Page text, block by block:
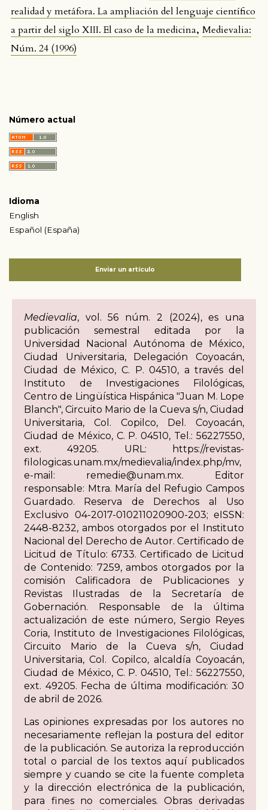
realidad y metáfora. La ampliación del lenguaje científico
a partir del siglo XIII. El caso de la medicina, Medievalia:
Núm. 24 (1996)
Número actual
Idioma
English
Español (España)
Enviar un artículo
Medievalia, vol. 56 núm. 2 (2024), es una
publicación semestral editada por la
Universidad Nacional Autónoma de México,
Ciudad Universitaria, Delegación Coyoacán,
Ciudad de México, C. P. 04510, a través del
Instituto de Investigaciones Filológicas,
Centro de Lingüística Hispánica "Juan M. Lope
Blanch", Circuito Mario de la Cueva s/n, Ciudad
Universitaria, Col. Copilco, Del. Coyoacán,
Ciudad de México, C. P. 04510, Tel.: 56227550,
ext. 49205. URL: https://revistas-
filologicas.unam.mx/medievalia/index.php/mv,
e-mail: remedie@unam.mx. Editor
responsable: Mtra. María del Refugio Campos
Guardado. Reserva de Derechos al Uso
Exclusivo 04-2017-010211020900-203; eISSN:
2448-8232, ambos otorgados por el Instituto
Nacional del Derecho de Autor. Certificado de
Licitud de Título: 6733. Certificado de Licitud
de Contenido: 7259, ambos otorgados por la
comisión Calificadora de Publicaciones y
Revistas Ilustradas de la Secretaría de
Gobernación. Responsable de la última
actualización de este número, Sergio Reyes
Coria, Instituto de Investigaciones Filológicas,
Circuito Mario de la Cueva s/n, Ciudad
Universitaria, Col. Copilco, alcaldía Coyoacán,
Ciudad de México, C. P. 04510, Tel.: 56227550,
ext. 49205. Fecha de última modificación: 30
de abril de 2026.
Las opiniones expresadas por los autores no
necesariamente reflejan la postura del editor
de la publicación. Se autoriza la reproducción
total o parcial de los textos aquí publicados
siempre y cuando se cite la fuente completa
y la dirección electrónica de la publicación,
para fines no comerciales. Obras derivadas